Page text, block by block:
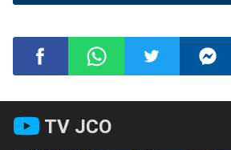
Compartilhar
TV JCO